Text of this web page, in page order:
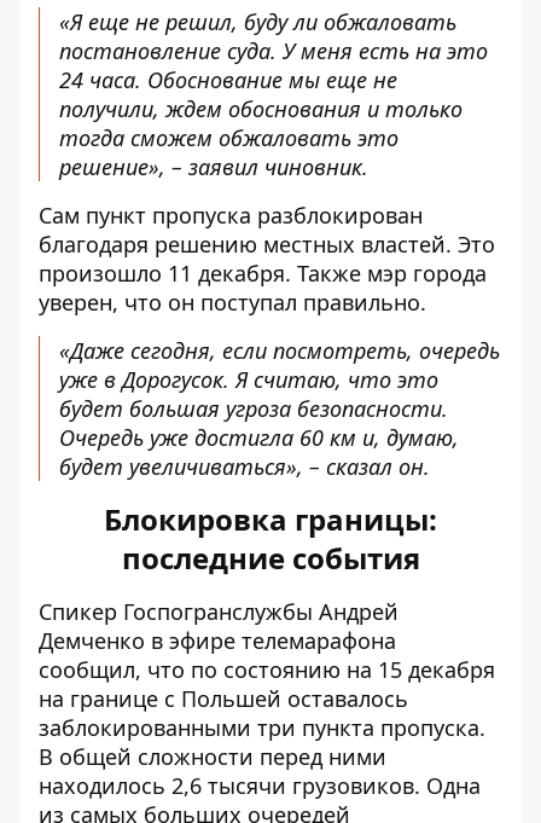
«Я еще не решил, буду ли обжаловать
постановление суда. У меня есть на это
24 часа. Обоснование мы еще не
получили, ждем обоснования и только
тогда сможем обжаловать это
решение», – заявил чиновник.
Сам пункт пропуска разблокирован
благодаря решению местных властей. Это
произошло 11 декабря. Также мэр города
уверен, что он поступал правильно.
«Даже сегодня, если посмотреть, очередь
уже в Дорогусок. Я считаю, что это
будет большая угроза безопасности.
Очередь уже достигла 60 км и, думаю,
будет увеличиваться», – сказал он.
Блокировка границы:
последние события
Спикер Госпогранслужбы Андрей
Демченко в эфире телемарафона
сообщил, что по состоянию на 15 декабря
на границе с Польшей оставалось
заблокированными три пункта пропуска.
В общей сложности перед ними
находилось 2,6 тысячи грузовиков. Одна
из самых больших очередей